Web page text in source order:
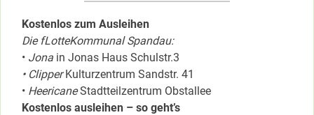
Kostenlos zum Ausleihen
Die fLotteKommunal Spandau:
• Jona in Jonas Haus Schulstr.3
• ClipperKulturzentrum Sandstr. 41
• HeericaneStadtteilzentrum Obstallee
Kostenlos ausleihen – so geht’s